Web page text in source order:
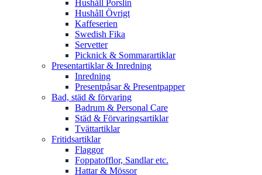
Hushåll Porslin
Hushåll Övrigt
Kaffeserien
Swedish Fika
Servetter
Picknick & Sommarartiklar
Presentartiklar & Inredning
Inredning
Presentpåsar & Presentpapper
Bad, städ & förvaring
Badrum & Personal Care
Städ & Förvaringsartiklar
Tvättartiklar
Fritidsartiklar
Flaggor
Foppatofflor, Sandlar etc.
Hattar & Mössor